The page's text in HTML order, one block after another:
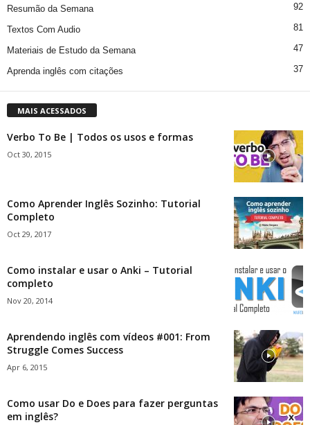
Resumão da Semana 92
Textos Com Audio 81
Materiais de Estudo da Semana 47
Aprenda inglês com citações 37
MAIS ACESSADOS
Verbo To Be | Todos os usos e formas
Oct 30, 2015
Como Aprender Inglês Sozinho: Tutorial
Completo
Oct 29, 2017
Como instalar e usar o Anki – Tutorial
completo
Nov 20, 2014
Aprendendo inglês com vídeos #001: From
Struggle Comes Success
Apr 6, 2015
Como usar Do e Does para fazer perguntas
em inglês?